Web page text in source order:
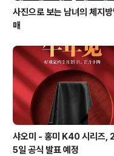
사진으로 보는 남녀의 체지
매
샤오미 - 홍미 K40 시리즈,
5일 공식 발표 예정